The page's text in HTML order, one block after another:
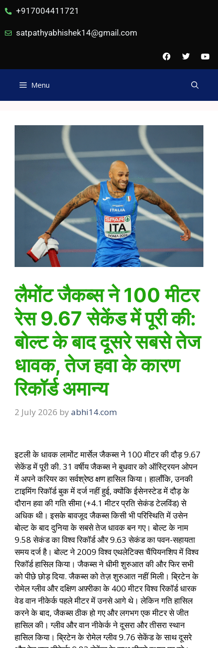
+917004411721
satpathyabhishek14@gmail.com
Menu
लैमोंट जैकब्स ने 100 मीटर
रेस 9.67 सेकेंड में पूरी की:
बोल्ट के बाद दूसरे सबसे तेज
धावक, तेज हवा के कारण
रिकॉर्ड अमान्य
2 July 2026 by abhi14.com
इटली के धावक लामोंट मार्सेल जैकब्स ने 100 मीटर की दौड़ 9.67
सेकेंड में पूरी की. 31 वर्षीय जैकब्स ने बुधवार को ऑस्ट्रियन ओपन
में अपने करियर का सर्वश्रेष्ठ क्षण हासिल किया। हालाँकि, उनकी
टाइमिंग रिकॉर्ड बुक में दर्ज नहीं हुई, क्योंकि ईसेनस्टेड में दौड़ के
दौरान हवा की गति सीमा (+4.1 मीटर प्रति सेकंड टेलविंड) से
अधिक थी। इसके बावजूद जैकब्स किसी भी परिस्थिति में उसेन
बोल्ट के बाद दुनिया के सबसे तेज धावक बन गए। बोल्ट के नाम
9.58 सेकंड का विश्व रिकॉर्ड और 9.63 सेकंड का पवन-सहायता
समय दर्ज है। बोल्ट ने 2009 विश्व एथलेटिक्स चैंपियनशिप में विश्व
रिकॉर्ड हासिल किया। जैकब्स ने धीमी शुरुआत की और फिर सभी
को पीछे छोड़ दिया. जैकब्स को तेज़ शुरुआत नहीं मिली। ब्रिटेन के
रोमेल ग्लीव और दक्षिण अफ़्रीका के 400 मीटर विश्व रिकॉर्ड धारक
वेड वान नीकेर्क पहले मीटर में उनसे आगे थे। लेकिन गति हासिल
करने के बाद, जैकब्स ठीक हो गए और लगभग एक मीटर से जीत
हासिल की। ग्लीव और वान नीकेर्क ने दूसरा और तीसरा स्थान
हासिल किया। ब्रिटेन के रोमेल ग्लीव 9.76 सेकेंड के साथ दूसरे